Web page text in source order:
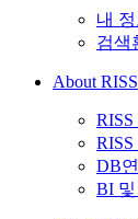
내 정
검색
About RISS
RISS
DB
BI